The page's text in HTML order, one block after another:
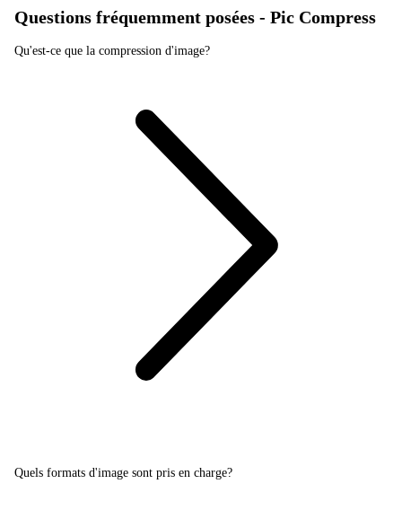
Questions fréquemment posées - Pic Compress
Qu'est-ce que la compression d'image?
Quels formats d'image sont pris en charge?